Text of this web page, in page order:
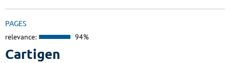
PAGES
relevance: 94%
Cartigen